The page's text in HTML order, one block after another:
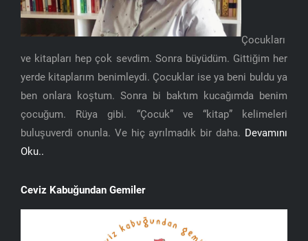
Çocukları
ve kitapları hep çok sevdim. Sonra büyüdüm. Gittiğim her
yerde kitaplarım benimleydi. Çocuklar ise ya beni buldu ya
ben onlara koştum. Sonra bi baktım kucağımda benim
çocuğum. Rüya gibi. “Çocuk” ve “kitap” kelimeleri
buluşuverdi onunla. Ve hiç ayrılmadık bir daha. Devamını
Oku..
Ceviz Kabuğundan Gemiler